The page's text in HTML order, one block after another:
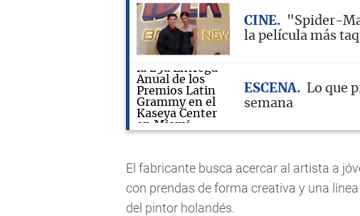
CINE
"Spider-
la película más
ESCENA
Lo que
semana
El fabricante busca acercar al artista a
con prendas de forma creativa y una
del pintor holandés.